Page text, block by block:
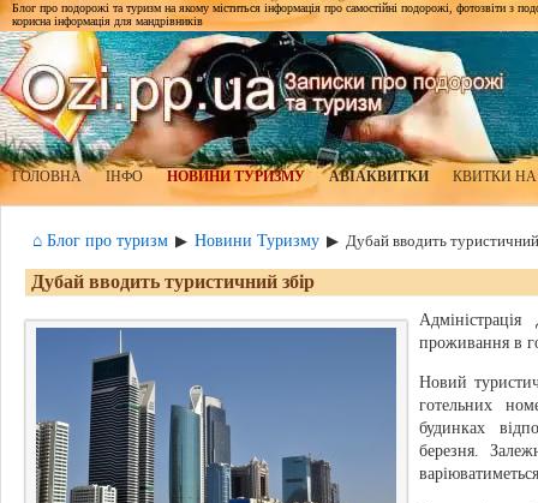
Блог про подорожі та туризм на якому міститься інформація про самостійні подорожі, фотозвіти з
корисна інформація для мандрівників
ГОЛОВНА ІНФО НОВИНИ ТУРИЗМУ АВІАКВИТКИ КВИТКИ
⌂ Блог про туризм ▶ Новини Туризму ▶ Дубай вводить
Дубай вводить туристичний збір
проживання в
Новий
готельних
будинках
березня.